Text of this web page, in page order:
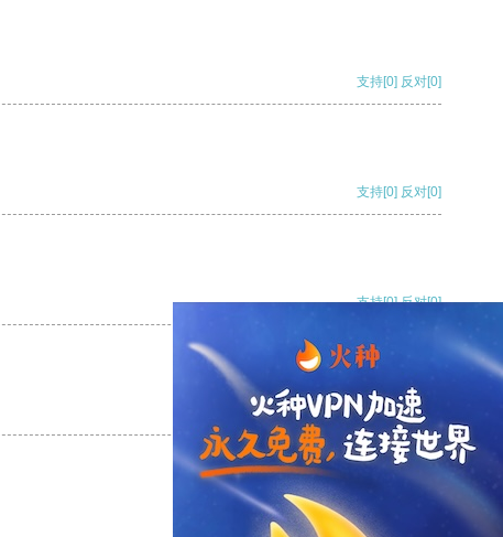
支持[0] 反对[0]
支持[0] 反对[0]
支持[0] 反对[0]
支持[0] 反对
支持